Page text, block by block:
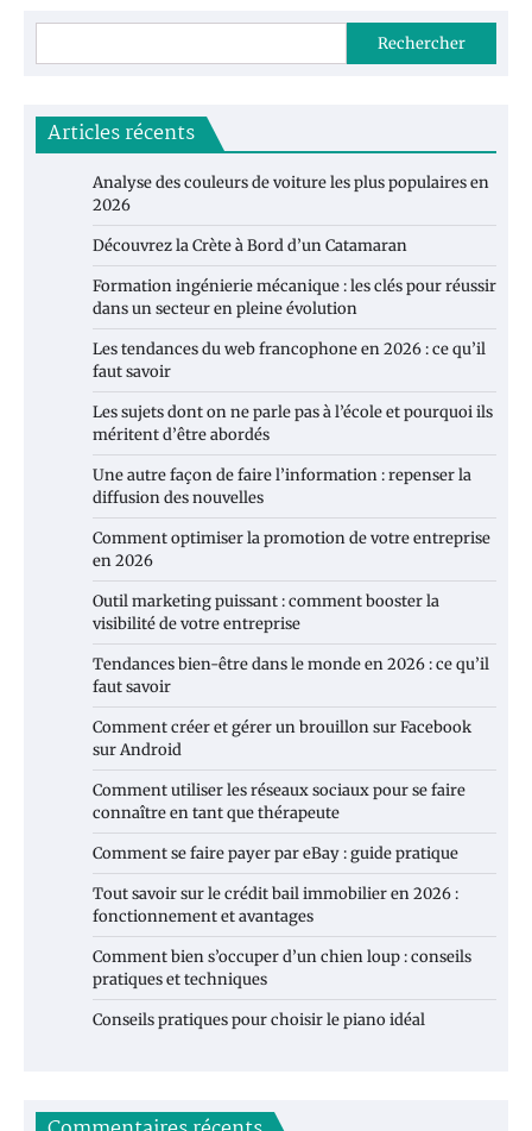
Rechercher
Articles récents
Analyse des couleurs de voiture les plus populaires en
2026
Découvrez la Crète à Bord d’un Catamaran
Formation ingénierie mécanique : les clés pour réussir
dans un secteur en pleine évolution
Les tendances du web francophone en 2026 : ce qu’il
faut savoir
Les sujets dont on ne parle pas à l’école et pourquoi ils
méritent d’être abordés
Une autre façon de faire l’information : repenser la
diffusion des nouvelles
Comment optimiser la promotion de votre entreprise
en 2026
Outil marketing puissant : comment booster la
visibilité de votre entreprise
Tendances bien-être dans le monde en 2026 : ce qu’il
faut savoir
Comment créer et gérer un brouillon sur Facebook
sur Android
Comment utiliser les réseaux sociaux pour se faire
connaître en tant que thérapeute
Comment se faire payer par eBay : guide pratique
Tout savoir sur le crédit bail immobilier en 2026 :
fonctionnement et avantages
Comment bien s’occuper d’un chien loup : conseils
pratiques et techniques
Conseils pratiques pour choisir le piano idéal